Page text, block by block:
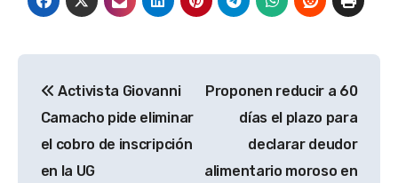
de
entradas
Activista Giovanni
Camacho pide eliminar
el cobro de inscripción
en la UG
Proponen reducir a 60
días el plazo para
declarar deudor
alimentario moroso en